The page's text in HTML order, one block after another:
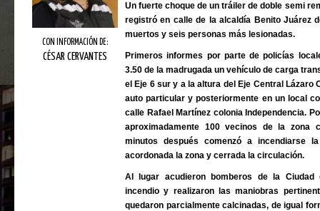
CON INFORMACIÓN DE:
CÉSAR CERVANTES
Un fuerte choque de un tráiler de doble semi
registró en calle de la alcaldía Benito Juárez
muertos y seis personas más lesionadas.
Primeros informes por parte de policías
3.50 de la madrugada un vehículo de carga
el Eje 6 sur y a la altura del Eje Central Lázaro
auto particular y posteriormente en un local
calle Rafael Martínez colonia Independencia.
aproximadamente 100 vecinos de la zona
minutos después comenzó a incendiarse
acordonada la zona y cerrada la circulación.
Al lugar acudieron bomberos de la Ciudad
incendio y realizaron las maniobras
quedaron parcialmente calcinadas, de igual